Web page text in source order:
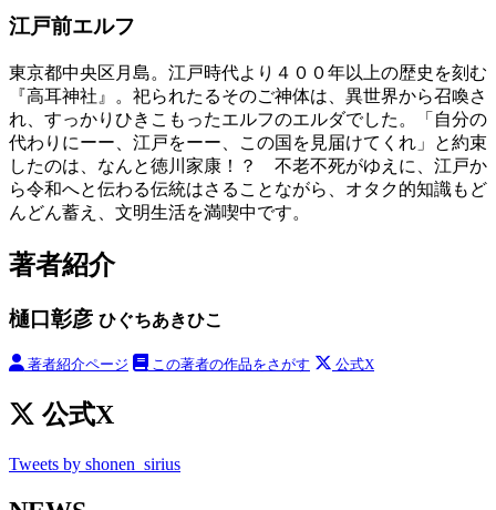
江戸前エルフ
東京都中央区月島。江戸時代より４００年以上の歴史を刻む
『高耳神社』。祀られたるそのご神体は、異世界から召喚さ
れ、すっかりひきこもったエルフのエルダでした。「自分の
代わりにーー、江戸をーー、この国を見届けてくれ」と約束
したのは、なんと徳川家康！？ 不老不死がゆえに、江戸か
ら令和へと伝わる伝統はさることながら、オタク的知識もど
んどん蓄え、文明生活を満喫中です。
著者紹介
樋口彰彦 ひぐちあきひこ
著者紹介ページ この著者の作品をさがす 公式X
公式X
Tweets by shonen_sirius